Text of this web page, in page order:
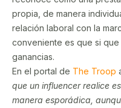
propia, de manera
relación laboral con la
conveniente es que si
ganancias.
En el portal de The Troop
que un influencer realice
manera esporádica,